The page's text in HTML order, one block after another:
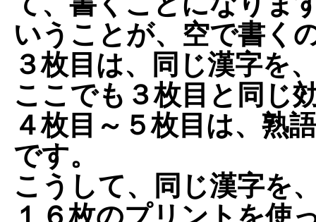
いうことが、空で書く
３枚目 は、同じ漢字を
ここでも３枚目と同じ
４枚目～５枚目 は、 熟
です。
こうして、同じ漢字を